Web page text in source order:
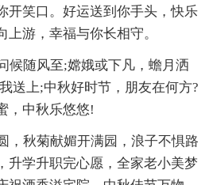
开笑口。好运送到你手头，快乐
游，幸福与你长相守。
候随风至;嫦娥或下凡，蟾月洒
送上;中秋好时节，朋友在何方?
，中秋乐悠悠!
，秋菊献媚开满园，浪子不惧路
升学升职完心愿，全家老小美梦